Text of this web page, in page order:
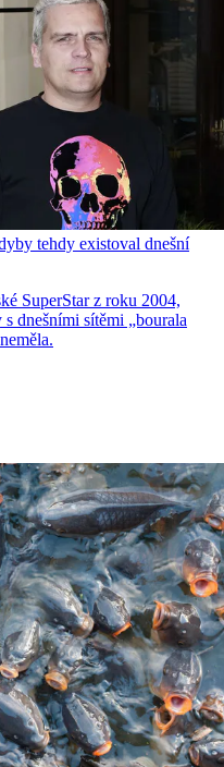
tehdy existoval dnešní
SuperStar z roku 2004,
dnešními sítěmi „bourala